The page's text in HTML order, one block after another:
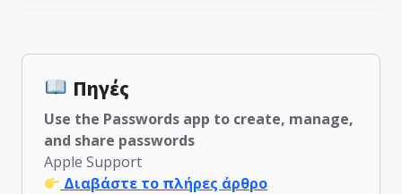
Πηγές
Use the Passwords app to create, manage,
and share passwords
Apple Support
Διαβάστε το πλήρες άρθρο